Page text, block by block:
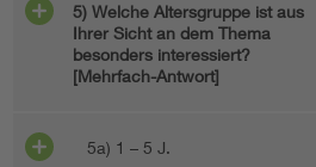
5) Welche Altersgruppe ist aus
Ihrer Sicht an dem Thema
besonders interessiert?
[Mehrfach-Antwort]
5a) 1 – 5 J.